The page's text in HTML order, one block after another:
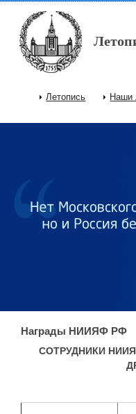
Перейти к основному
Главное меню
Летопись Наши
Награды НИИЯФ РФ
СОТРУДНИКИ